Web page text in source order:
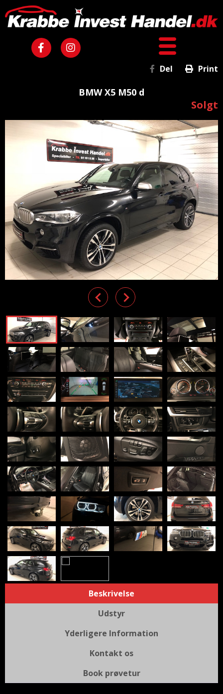
Del Print
BMW X5 M50 d
Solgt
Previous
Next
Beskrivelse
Udstyr
Yderligere Information
Kontakt os
Book prøvetur